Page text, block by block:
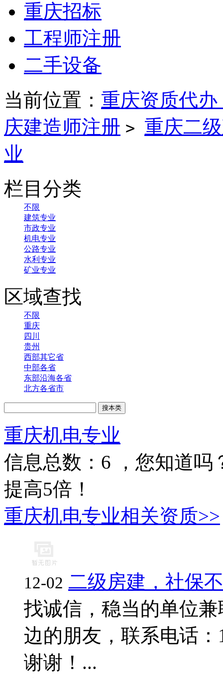
重庆招标
工程师注册
二手设备
当前位置： 重庆资质代
庆建造师注册 > 重庆二
业
栏目分类
不限
建筑专业
市政专业
机电专业
公路专业
水利专业
矿业专业
区域查找
不限
重庆
四川
贵州
西部其它省
中部各省
东部沿海各省
北方各省市
重庆机电专业
信息总数： 6 ，您知道
提高5倍！
重庆机电专业相关资质>>
12-02 二级房建，社保
找诚信，稳当的单位
边的朋友，联系电话：
谢谢！...